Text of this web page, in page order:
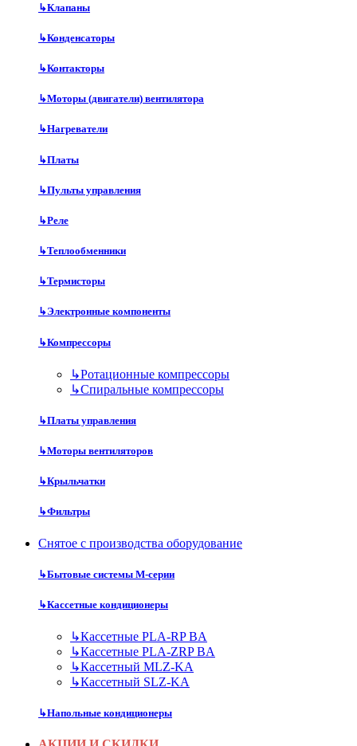
↳Клапаны
↳Конденсаторы
↳Контакторы
↳Моторы (двигатели) вентилятора
↳Нагреватели
↳Платы
↳Пульты управления
↳Реле
↳Теплообменники
↳Термисторы
↳Электронные компоненты
↳Компрессоры
↳Ротационные компрессоры
↳Спиральные компрессоры
↳Платы управления
↳Моторы вентиляторов
↳Крыльчатки
↳Фильтры
Снятое с производства оборудование
↳Бытовые системы M-серии
↳Кассетные кондиционеры
↳Кассетные PLA-RP BA
↳Кассетные PLA-ZRP BA
↳Кассетный MLZ-KA
↳Кассетный SLZ-KA
↳Напольные кондиционеры